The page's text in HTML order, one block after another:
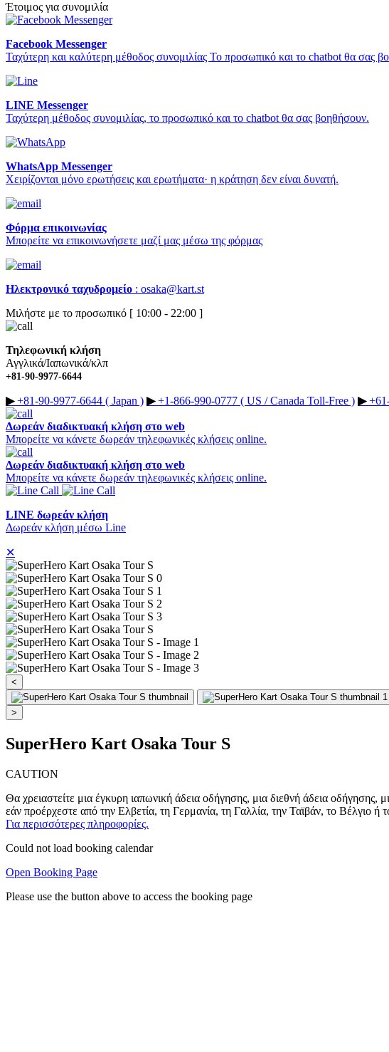
Έτοιμος για συνομιλία
Facebook Messenger
Ταχύτερη και καλύτερη μέθοδος συνομιλίας Το προσωπικό και το chatbot θα σας
LINE Messenger
Ταχύτερη μέθοδος συνομιλίας, το προσωπικό και το chatbot θα σας βοηθήσουν.
WhatsApp Messenger
Χειρίζονται μόνο ερωτήσεις και ερωτήματα· η κράτηση δεν είναι δυνατή.
Φόρμα επικοινωνίας
Μπορείτε να επικοινωνήσετε μαζί μας μέσω της φόρμας
Ηλεκτρονικό ταχυδρομείο : osaka@kart.st
Μιλήστε με το προσωπικό [ 10:00 - 22:00 ]
Τηλεφωνική κλήση
Αγγλικά/Ιαπωνικά/κλπ
+81-90-9977-6644
▶︎+81-90-9977-6644 ( Japan ) ▶︎+1-866-990-0777 ( US / Canada Toll-Free ) ▶︎
Δωρεάν διαδικτυακή κλήση στο web
Μπορείτε να κάνετε δωρεάν τηλεφωνικές κλήσεις online.
Δωρεάν διαδικτυακή κλήση στο web
Μπορείτε να κάνετε δωρεάν τηλεφωνικές κλήσεις online.
LINE δωρεάν κλήση
Δωρεάν κλήση μέσω Line
✕
<
>
SuperHero Kart Osaka Tour S
CAUTION
Θα χρειαστείτε μια έγκυρη ιαπωνική άδεια οδήγησης, μια διεθνή άδεια
εάν προέρχεστε από την Ελβετία, τη Γερμανία, τη Γαλλία, την Ταϊβάν, το
Για περισσότερες πληροφορίες.
Could not load booking calendar
Open Booking Page
Please use the button above to access the booking page